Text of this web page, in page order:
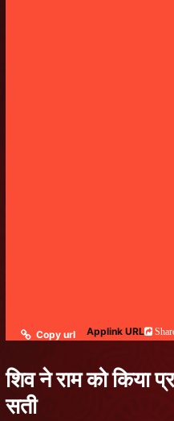
Copy url Applink URL
शिव ने राम को किया
सती